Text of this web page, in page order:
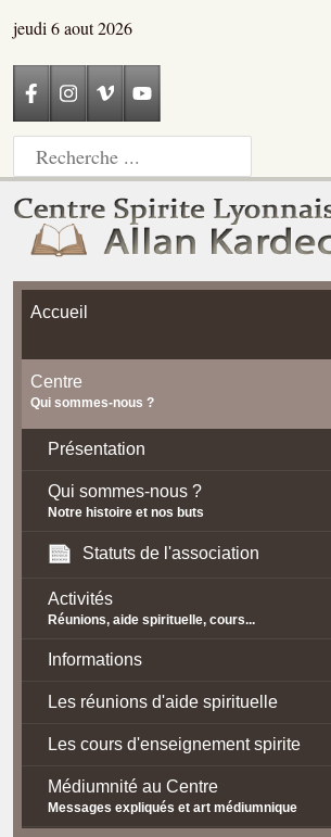
jeudi 6 aout 2026
Accueil
Centre
Qui sommes-nous ?
Présentation
Qui sommes-nous ?
Notre histoire et nos buts
Statuts de l'association
Activités
Réunions, aide spirituelle, cours...
Informations
Les réunions d'aide spirituelle
Les cours d'enseignement spirite
Médiumnité au Centre
Messages expliqués et art médiumnique